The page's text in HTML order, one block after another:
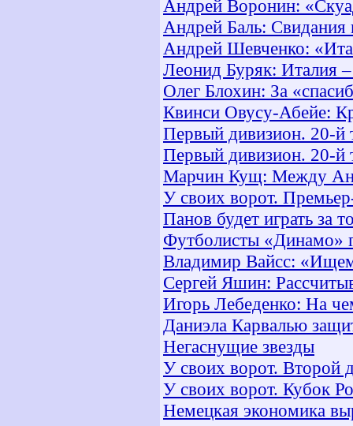
Андрей Воронин:
Андрей Баль: Свидания
Андрей Шевченко:
Леонид Буряк: Италия
Олег Блохин: За
Квинси Овусу-Абейе:
Первый дивизион. 20-й
Первый дивизион. 20-й
Марчин Кущ: Между
У своих ворот.
Панов будет играть за
Футболисты «Динамо»
Владимир Вайсс:
Сергей Яшин:
Игорь Лебеденко: На
Даниэла Карвалью
Негаснущие звезды
У своих ворот. Второй
У своих ворот. Кубок
Немецкая экономика